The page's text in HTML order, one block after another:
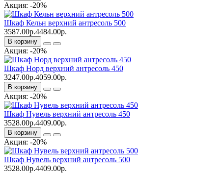
Акция: -20%
Шкаф Кельн верхний антресоль 500
3587.00р.4484.00р.
В корзину
Акция: -20%
Шкаф Норд верхний антресоль 450
3247.00р.4059.00р.
В корзину
Акция: -20%
Шкаф Нувель верхний антресоль 450
3528.00р.4409.00р.
В корзину
Акция: -20%
Шкаф Нувель верхний антресоль 500
3528.00р.4409.00р.